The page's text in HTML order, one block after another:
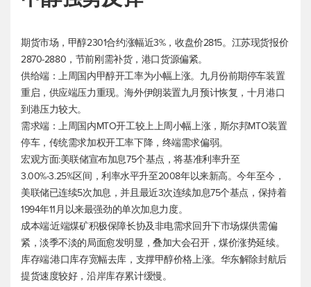
期货市场，甲醇2301合约涨幅近3%，收盘价2815。江苏现货报价
2870-2880，节前刚需补货，港口货源偏紧。
供给端：上周国内甲醇开工率为小幅上涨。九月份前期停车装置
重启，供应端压力重现。海外伊朗装置九月预计恢复，十月港口
到港压力较大。
需求端：上周国内MTO开工较上上周小幅上涨，斯尔邦MTO装置
停车，传统需求加权开工率下降，终端需求偏弱。
宏观方面:美联储宣布加息75个基点，将基准利率升至
3.00%-3.25%区间，利率水平升至2008年以来新高。今年至今，
美联储已连续5次加息，并且最近3次连续加息75个基点，保持着
1994年11月以来最强劲的单次加息力度。
成本端:近端煤矿积极保障长协及非电需求回升下市场煤供需偏
紧，淡季不淡的局面愈发明显，叠加大会召开，煤价涨势延续。
库存端:港口库存宽幅去库，支撑甲醇价格上涨。华东解除封航后
提货速度较好，沿岸库存累计缓慢。